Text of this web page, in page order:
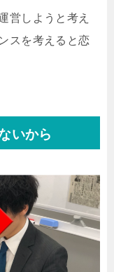
営しようと考え
スを考えると恋
いから